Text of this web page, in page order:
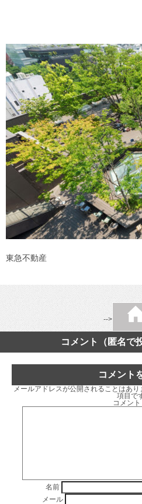
東急不動産
-->
コメント（匿名で
コメント
メールアドレスが公開されることはあり
項目で
コメント
名前
メール